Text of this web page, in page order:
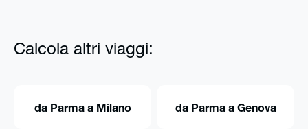
Calcola altri viaggi:
da Parma a Milano da Parma a Genova